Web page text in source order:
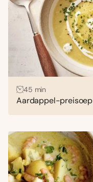
45 min
Aardappel-preisoep